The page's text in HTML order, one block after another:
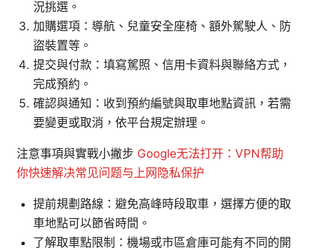
況挑選。
加購選項：導航、兒童安全座椅、額外駕駛人、防
盜裝置等。
提交與付款：填寫駕照、信用卡資料與聯絡方式，
完成預約。
確認與通知：收到預約編號與取車地點資訊，若需
要變更或取消，依平台規定辦理。
注意事項與實戰小撇步 Google无法打开：VPN帮助
你快速解决常见问题与上网隐私保护
提前規劃路線：避免高峰時段取車，選擇方便的取
車地點可以節省時間。
了解取車點限制：機場或市區倉庫可能有不同的開